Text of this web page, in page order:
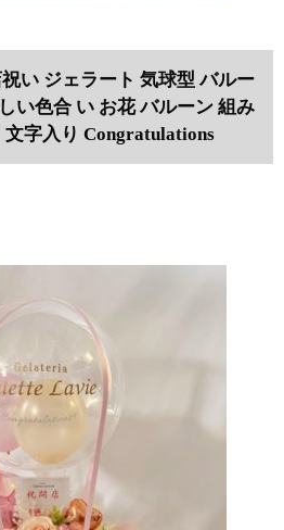
い ジェラート 気球型 バルー
い色合 い お花 バルーン 組み
文字入り Congratulations